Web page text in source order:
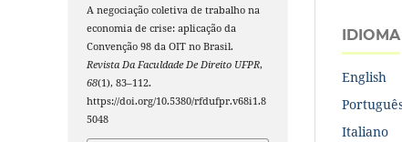
A negociação coletiva de trabalho na
economia de crise: aplicação da
Convenção 98 da OIT no Brasil.
Revista Da Faculdade De Direito UFPR,
68(1), 83–112.
https://doi.org/10.5380/rfdufpr.v68i1.8
5048
IDIOMA
English
Italiano